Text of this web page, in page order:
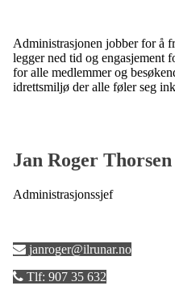
Administrasjonen jobber for å
legger ned tid og engasjement
for alle medlemmer og
idrettsmiljø der alle føler seg
Jan Roger Thorsen
Administrasjonssjef
janroger@ilrunar.no
Tlf: 907 35 632